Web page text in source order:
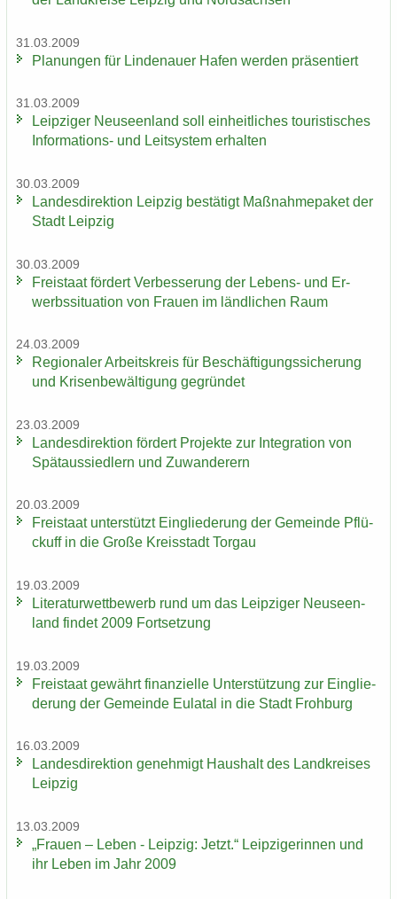
31.03.2009
Pla­nun­gen für Lin­de­nau­er Hafen wer­den prä­sen­tiert
31.03.2009
Leip­zi­ger Neu­seen­land soll ein­heit­li­ches tou­ris­ti­sches
Informations-​ und Leit­sys­tem er­hal­ten
30.03.2009
Lan­des­di­rek­ti­on Leip­zig be­stä­tigt Maß­nah­me­pa­ket der
Stadt Leip­zig
30.03.2009
Frei­staat för­dert Ver­bes­se­rung der Lebens-​ und Er­
werbs­si­tua­ti­on von Frau­en im länd­li­chen Raum
24.03.2009
Re­gio­na­ler Ar­beits­kreis für Be­schäf­ti­gungs­si­che­rung
und Kri­sen­be­wäl­ti­gung ge­grün­det
23.03.2009
Lan­des­di­rek­ti­on för­dert Pro­jek­te zur In­te­gra­ti­on von
Spät­aus­sied­lern und Zu­wan­de­rern
20.03.2009
Frei­staat un­ter­stützt Ein­glie­de­rung der Ge­mein­de Pflü­
ckuff in die Große Kreis­stadt Tor­gau
19.03.2009
Li­te­ra­tur­wett­be­werb rund um das Leip­zi­ger Neu­seen­
land fin­det 2009 Fort­set­zung
19.03.2009
Frei­staat ge­währt fi­nan­zi­el­le Un­ter­stüt­zung zur Ein­glie­
de­rung der Ge­mein­de Eu­la­tal in die Stadt Froh­burg
16.03.2009
Lan­des­di­rek­ti­on ge­neh­migt Haus­halt des Land­krei­ses
Leip­zig
13.03.2009
„Frau­en – Leben - Leip­zig: Jetzt.“ Leip­zi­ge­rin­nen und
ihr Leben im Jahr 2009